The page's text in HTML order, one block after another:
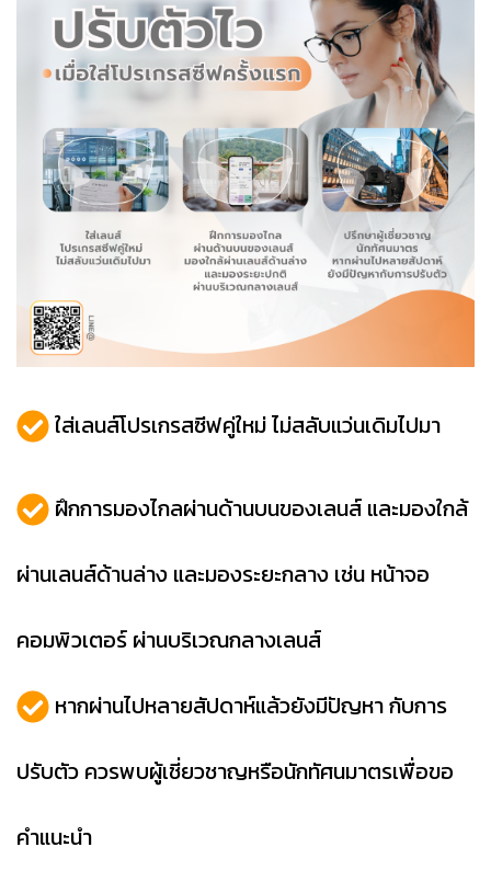
ใส่เลนส์โปรเกรสซีฟคู่ใหม่ ไม่สลับแว่นเดิมไปมา
ฝึกการมองไกลผ่านด้านบนของเลนส์ และมองใกล้
ผ่านเลนส์ด้านล่าง และมองระยะกลาง เช่น หน้าจอ
คอมพิวเตอร์ ผ่านบริเวณกลางเลนส์
หากผ่านไปหลายสัปดาห์แล้วยังมีปัญหา กับการ
ปรับตัว ควรพบผู้เชี่ยวชาญหรือนักทัศนมาตรเพื่อขอ
คำแนะนำ